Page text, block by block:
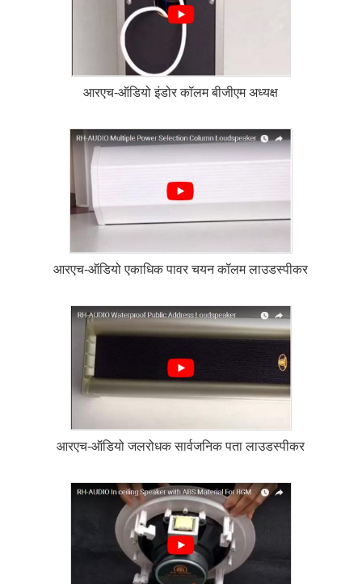
आरएच-ऑडियो इंडोर कॉलम बीजीएम अध्यक्ष
आरएच-ऑडियो एकाधिक पावर चयन कॉलम लाउडस्पीकर
आरएच-ऑडियो जलरोधक सार्वजनिक पता लाउडस्पीकर